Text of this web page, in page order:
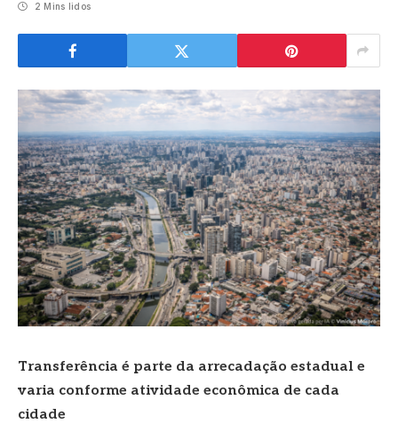
2 Mins lidos
Transferência é parte da arrecadação estadual e
varia conforme atividade econômica de cada
cidade